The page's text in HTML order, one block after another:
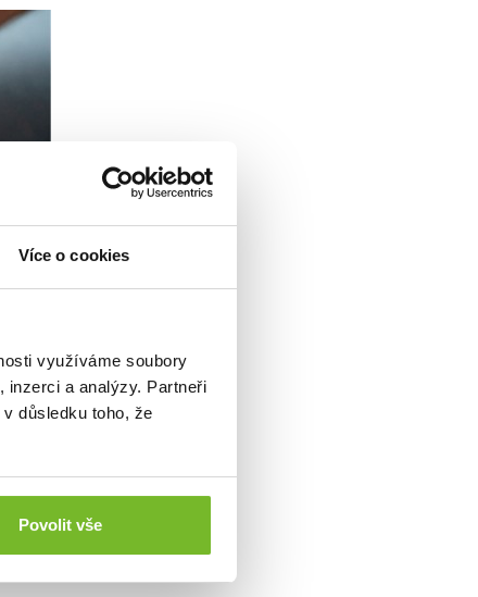
Více o cookies
využíváme soubory
inzerci a analýzy. Partneři
důsledku toho, že
Povolit vše